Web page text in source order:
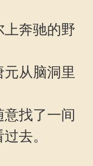
奔驰的野
从脑洞里
找了一间
去。